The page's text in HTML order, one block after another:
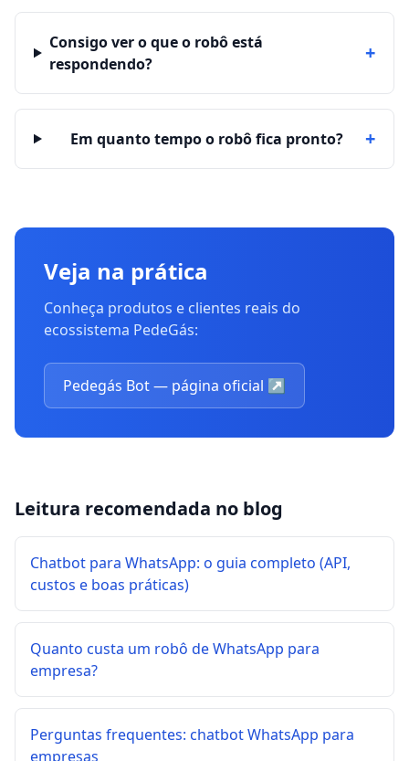
Consigo ver o que o robô está
respondendo?
+
Em quanto tempo o robô fica pronto? +
Veja na prática
Conheça produtos e clientes reais do
ecossistema PedeGás:
Pedegás Bot — página oficial ↗
Leitura recomendada no blog
Chatbot para WhatsApp: o guia completo (API,
custos e boas práticas)
Quanto custa um robô de WhatsApp para
empresa?
Perguntas frequentes: chatbot WhatsApp para
empresas